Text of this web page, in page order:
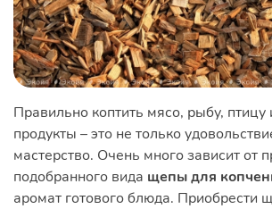
Правильно коптить мясо, рыбу, птицу
продукты – это не только
мастерство. Очень много зависит от
подобранного вида щепы для
аромат готового блюда. Приобрести